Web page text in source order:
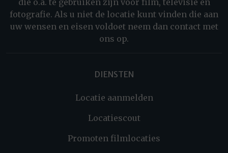
die o.a. te gebruiken zijn voor film, televisie en
fotografie. Als u niet de locatie kunt vinden die aan
uw wensen en eisen voldoet neem dan contact met
ons op.
DIENSTEN
Locatie aanmelden
Locatiescout
Promoten filmlocaties